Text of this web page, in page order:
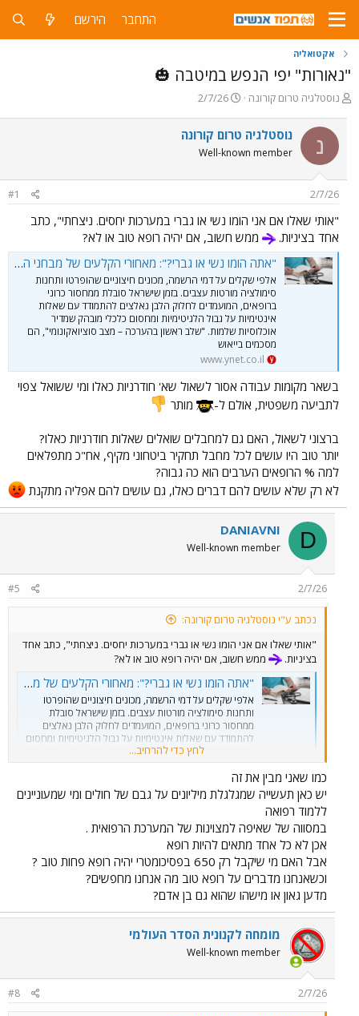
התחבר הירשם
אקטואליה
"נאורות" יפי הנפש במיטבה 🎃
פ
ח
ה
ו
ש
נוסטלגיה טרום קורונה
פ
ס
ם
ת
ך
2/7/26
נ נוסטלגיה טרום קורונה
Well-known member
2/7/26
#1
"אותי שאלו אם אני הומו נשי או גברי במערכות יחסים. ניצחתי", כתב
אחד בציניות.
ממש חשוב, אם יהיה רופא טוב או לא?
"אתה הומו נשי או גברי?": מאחורי הקלעים של מבחני הקבלה הפולשניים והיקרים ברפואה
אלפי שקלים על דמי הרשמה, מכונים חיצוניים שהופרטו ותחנות
סימולציה מורטות עצבים. בזמן שישראל סובלת ממחסור כרוני
ברופאים, המועמדים לחלוק הלבן נאלצים להתמודד עם שאלות
אינטימיות על גבול הלגיטימיות ומחסום כלכלי מובהק שמדיר
אוכלוסיות שלמות. "שלב ראשון בהערכה – מצב סוציואקונומי", הם
מסכמים בייאוש
www.ynet.co.il
בשאר מקומות עבודה אסור לשאול שא' חודרניות כאלו ומי ששואל צפוי
לתביעה משפטית, אולם ל-
מותר
ברצוני לשאול, האם גם למחבלים שואלים שאלות חודרניות כאלו?
יותר טוב היו עושים לכל מחבל תחקיר ביטחוני מקיף, אח"כ מתפלאים
למה % הרופאים הערבים הוא כה גבוה?
לא רק שלא עושים להם דברים כאלו, גם עושים להם אפליה מתקנת
D
DANIAVNI
Well-known member
2/7/26
#5
נכתב ע"י נוסטלגיה טרום קורונה:
"אותי שאלו אם אני הומו נשי או גברי במערכות יחסים. ניצחתי", כתב אחד
בציניות.
ממש חשוב, אם יהיה רופא טוב או לא?
"אתה הומו נשי או גברי?": מאחורי הקלעים של מבחני הקבלה הפולשניים והיקרים ברפואה
אלפי שקלים על דמי הרשמה, מכונים חיצוניים שהופרטו
ותחנות סימולציה מורטות עצבים. בזמן שישראל סובלת
ממחסור כרוני ברופאים, המועמדים לחלוק הלבן נאלצים
להתמודד עם שאלות אינטימיות על גבול הלגיטימיות ומחסום
כלכלי מובהק שמדיר אוכלוסיות שלמות. "שלב ראשון בהערכה
www.ynet.co.il
בשאר מקומות עבודה אסור לשאול שא' חודרניות כאלו ומי ששואל צפוי
לתביעה משפטית, אולם ל-
מותר
ברצוני לשאול, האם גם למחבלים שואלים שאלות חודרניות כאלו?
יותר טוב היו עושים לכל מחבל תחקיר ביטחוני מקיף, אח"כ מתפלאים למה
% הרופאים הערבים הוא כה גבוה?
לא רק שלא עושים להם דברים כאלו, גם עושים להם אפליה מתקנת
לחץ כדי להרחיב...
כמו שאני מבין את זה
יש כאן תעשייה שמגלגלת מיליונים על גבם של חולים ומי שמעוניינים
ללמוד רפואה
במסווה של שאיפה למצוינות של המערכת הרפואית .
אכן לא כל אחד מתאים להיות רופא
אבל האם מי שיקבל רק 650 בפסיכומטרי יהיה רופא פחות טוב ?
וכשאנחנו מדברים על רופא טוב מה אנחנו מחפשים?
מדען גאון או מישהו שהוא גם בן אדם?
מומחה לקנונית הסדר העולמי
Well-known member
2/7/26
#8